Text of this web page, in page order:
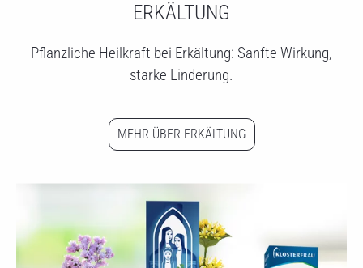
ERKÄLTUNG
Pflanzliche Heilkraft bei Erkältung: Sanfte Wirkung,
starke Linderung.
MEHR ÜBER ERKÄLTUNG